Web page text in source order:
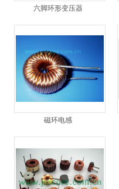
六脚环形变压器
磁环电感